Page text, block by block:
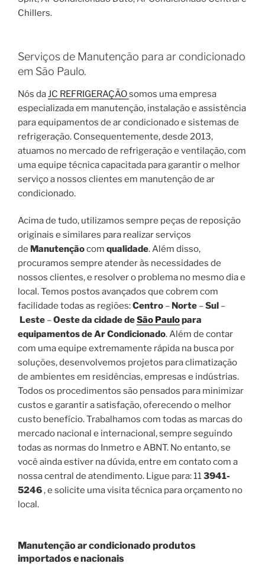
Chillers.
Serviços de Manutenção para ar condicionado
em São Paulo.
Nós daJC REFRIGERAÇÃOsomos uma empresa
especializada em manutenção, instalação e assistência
para equipamentos de ar condicionado e sistemas de
refrigeração. Consequentemente, desde 2013,
atuamos no mercado de refrigeração e ventilação, com
uma equipe técnica capacitada para garantir o melhor
serviço a nossos clientes em manutenção de ar
condicionado.
Acima de tudo, utilizamos sempre peças de reposição
originais e similares para realizar serviços
de Manutençãocom qualidade. Além disso,
procuramos sempre atender às necessidades de
nossos clientes, e resolver o problema no mesmo dia e
local. Temos postos avançados que cobrem com
facilidade todas as regiões:Centro – Norte –Sul –
Leste –Oeste da cidade deSão Paulopara
equipamentos de Ar Condicionado. Além de contar
com uma equipe extremamente rápida na busca por
soluções, desenvolvemos projetos para climatização
de ambientes em residências, empresas e indústrias.
Todos os procedimentos são pensados para minimizar
custos e garantir a satisfação, oferecendo o melhor
custo benefício. Trabalhamos com todas as marcas do
mercado nacional e internacional, sempre seguindo
todas as normas do Inmetro e ABNT. No entanto, se
você ainda estiver na dúvida, entre em contato com a
nossa central de atendimento. Ligue para: 113941-
5246, e solicite uma visita técnica para orçamento no
local.
Manutenção ar condicionado produtos
importados e nacionais